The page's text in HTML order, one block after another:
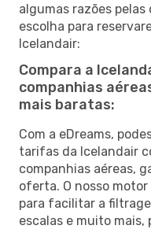
algumas razões pelas
escolha para
Icelandair:
Compara a
companhias
mais baratas:
Com a eDreams,
tarifas da Icelandair
companhias aéreas,
oferta. O nosso
para facilitar a
escalas e muito mais,